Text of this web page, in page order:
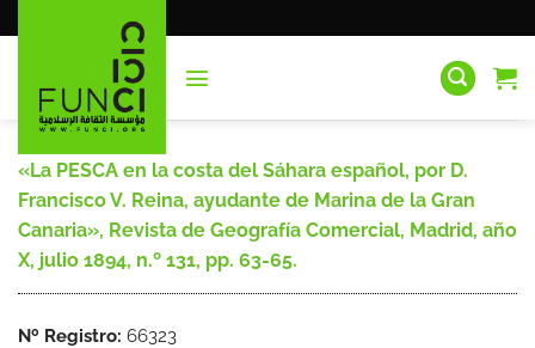
al
«La PESCA en la costa del Sáhara español, por D.
Francisco V. Reina, ayudante de Marina de la Gran
Canaria», Revista de Geografía Comercial, Madrid, año
X, julio 1894, n.º 131, pp. 63-65.
Nº Registro: 66323